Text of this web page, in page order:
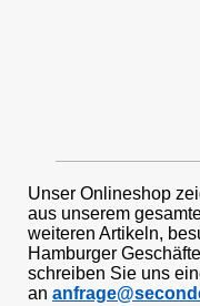
Unser Onlineshop
aus unserem
weiteren Artikeln,
Hamburger
schreiben Sie uns
an